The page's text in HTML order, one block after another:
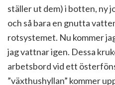
ställer ut dem) i botten, ny
och så bara en gnutta
rotsystemet. Nu kommer
jag vattnar igen. Dessa
arbetsbord vid ett
”växthushyllan” kommer